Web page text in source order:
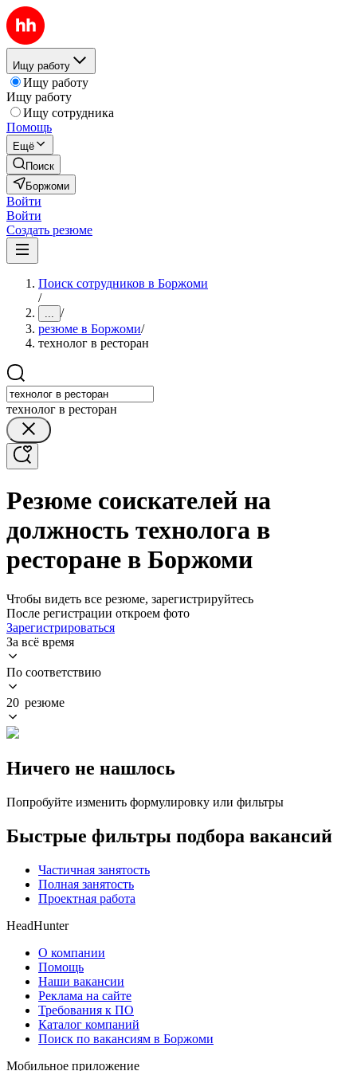
Ищу работу
Ищу работу
Ищу работу
Ищу сотрудника
Помощь
Ещё
Поиск
Боржоми
Войти
Войти
Создать резюме
Поиск сотрудников в Боржоми
/
... /
резюме в Боржоми/
технолог в ресторан
технолог в ресторан
Резюме соискателей на
должность технолога в
ресторане в Боржоми
Чтобы видеть все резюме, зарегистрируйтесь
После регистрации откроем фото
Зарегистрироваться
За всё время
По соответствию
20 резюме
Ничего не нашлось
Попробуйте изменить формулировку или фильтры
Быстрые фильтры подбора вакансий
Частичная занятость
Полная занятость
Проектная работа
HeadHunter
О компании
Помощь
Наши вакансии
Реклама на сайте
Требования к ПО
Каталог компаний
Поиск по вакансиям в Боржоми
Мобильное приложение